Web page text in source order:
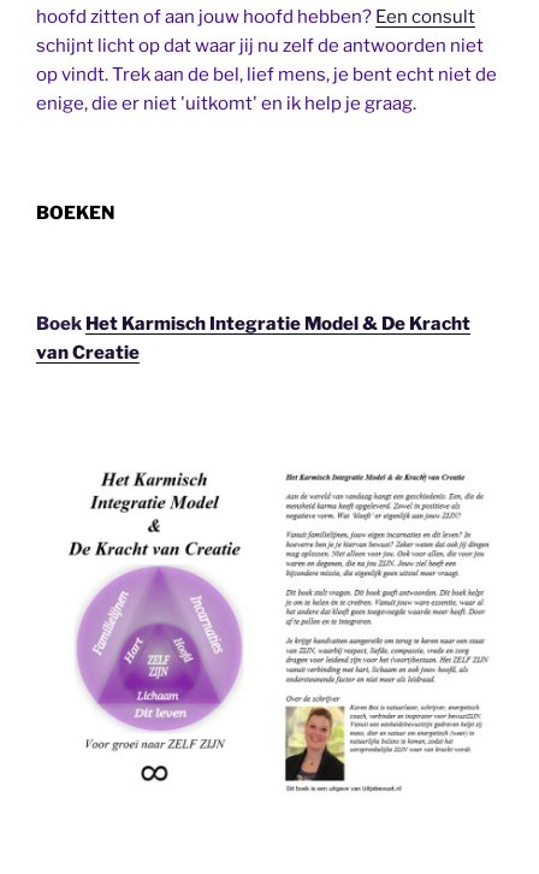
hoofd zitten of aan jouw hoofd hebben? Een consult
schijnt licht op dat waar jij nu zelf de antwoorden niet
op vindt. Trek aan de bel, lief mens, je bent echt niet de
enige, die er niet 'uitkomt' en ik help je graag.
BOEKEN
Boek Het Karmisch Integratie Model & De Kracht
van Creatie